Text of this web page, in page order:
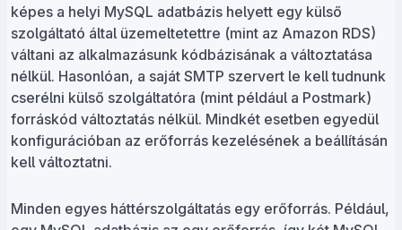
képes a helyi MySQL adatbázis helyett egy külső
szolgáltató által üzemeltetettre (mint az Amazon RDS)
váltani az alkalmazásunk kódbázisának a változtatása
nélkül. Hasonlóan, a saját SMTP szervert le kell tudnunk
cserélni külső szolgáltatóra (mint például a Postmark)
forráskód változtatás nélkül. Mindkét esetben egyedül
konfigurációban az erőforrás kezelésének a beállításán
kell változtatni.
Minden egyes háttérszolgáltatás egy erőforrás. Például,